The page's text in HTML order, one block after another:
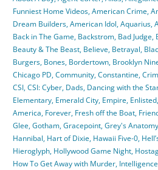
Funniest Home Videos,American Crime,
Dream Builders,American Idol,Aquarius,
Back in The Game, Backstrom, Bad Judge,
Beauty & The Beast, Believe, Betrayal,
Burgers, Bones, Bordertown, Brooklyn
Chicago PD,Community,Constantine,
CSI,CSI: Cyber, Dads, Dancing with the
Elementary, Emerald City, Empire, Enlisted,
America, Forever, Fresh off the Boat,
Glee,Gotham,Gracepoint,Grey's Anatomy
Hannibal, Hart of Dixie, Hawaii Five-0,
Hieroglyph, Hollywood Game Night,
How To Get Away with Murder, Intelligence